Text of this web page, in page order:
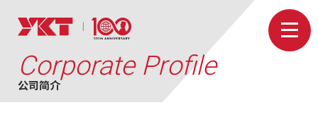
Corporate Profile
公司简介